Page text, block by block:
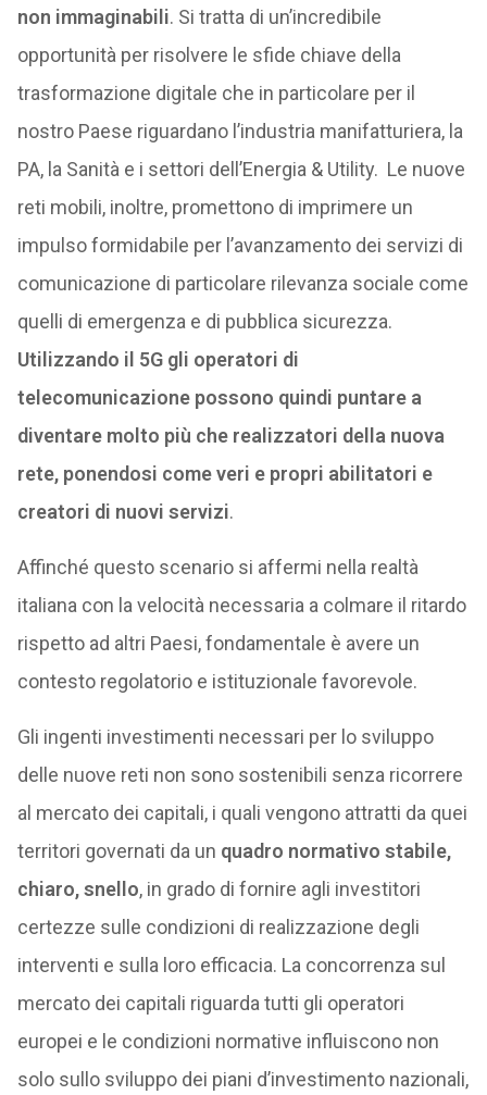
non immaginabili. Si tratta di un’incredibile
opportunità per risolvere le sfide chiave della
trasformazione digitale che in particolare per il
nostro Paese riguardano l’industria manifatturiera, la
PA, la Sanità e i settori dell’Energia & Utility. Le nuove
reti mobili, inoltre, promettono di imprimere un
impulso formidabile per l’avanzamento dei servizi di
comunicazione di particolare rilevanza sociale come
quelli di emergenza e di pubblica sicurezza.
Utilizzando il 5G gli operatori di
telecomunicazione possono quindi puntare a
diventare molto più che realizzatori della nuova
rete, ponendosi come veri e propri abilitatori e
creatori di nuovi servizi.
Affinché questo scenario si affermi nella realtà
italiana con la velocità necessaria a colmare il ritardo
rispetto ad altri Paesi, fondamentale è avere un
contesto regolatorio e istituzionale favorevole.
Gli ingenti investimenti necessari per lo sviluppo
delle nuove reti non sono sostenibili senza ricorrere
al mercato dei capitali, i quali vengono attratti da quei
territori governati da un quadro normativo stabile,
chiaro, snello, in grado di fornire agli investitori
certezze sulle condizioni di realizzazione degli
interventi e sulla loro efficacia. La concorrenza sul
mercato dei capitali riguarda tutti gli operatori
europei e le condizioni normative influiscono non
solo sullo sviluppo dei piani d’investimento nazionali,